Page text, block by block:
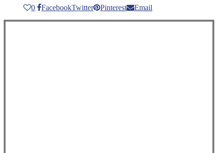
0 FacebookTwitter Pinterest Email